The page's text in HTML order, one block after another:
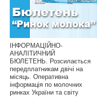
ІНФОРМАЦІЙНО-
АНАЛІТИЧНИЙ
БЮЛЕТЕНЬ. Розсилається
передплатникам двічі на
місяць. Оперативна
інформація по молочних
ринках України та світу